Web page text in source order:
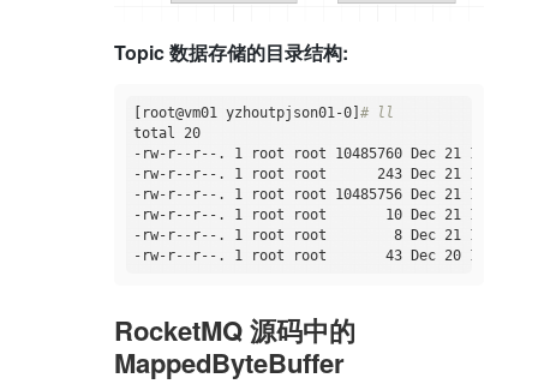
Topic 数据存储的目录结构:
[root@vm01 yzhoutpjson01-0] # ll
total 20
-rw-r--r--. 1 root root 10485760 Dec 21 10:03
-rw-r--r--. 1 root root      243 Dec 21 10:25
-rw-r--r--. 1 root root 10485756 Dec 21 10:03
-rw-r--r--. 1 root root       10 Dec 21 10:03
-rw-r--r--. 1 root root        8 Dec 21 10:03
RocketMQ 源码中的
MappedByteBuffer